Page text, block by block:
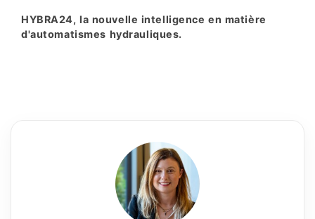
HYBRA24, la nouvelle intelligence en matière
d'automatismes hydrauliques.